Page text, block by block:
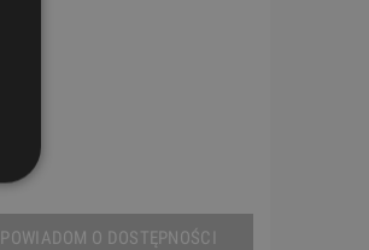
POWIADOM O DOSTĘPNOŚCI